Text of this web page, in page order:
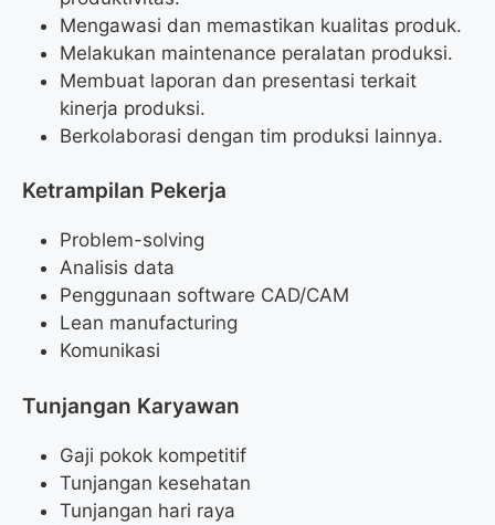
Mengawasi dan memastikan kualitas produk.
Melakukan maintenance peralatan produksi.
Membuat laporan dan presentasi terkait
kinerja produksi.
Berkolaborasi dengan tim produksi lainnya.
Ketrampilan Pekerja
Problem-solving
Analisis data
Penggunaan software CAD/CAM
Lean manufacturing
Komunikasi
Tunjangan Karyawan
Gaji pokok kompetitif
Tunjangan kesehatan
Tunjangan hari raya